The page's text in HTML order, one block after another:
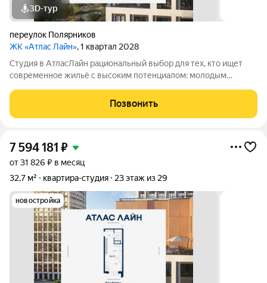
3D-тур
переулок Полярников
ЖК «Атлас Лайн», 1 квартал 2028
Студия в АтласЛайн рациональный выбор для тех, кто ищет
современное жильё с высоким потенциалом: молодым
планировка позволяет эффективно организовать
пространство и использовать для дохода от
Позвонить
7 594 181 ₽
от 31 826 ₽ в месяц
32,7 м²
квартира-студия 23 этаж из 29
новостройка